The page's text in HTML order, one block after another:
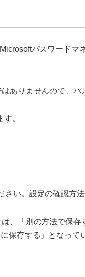
パスワードマ
ありませんので、パ
。
さい。設定の確認方
、「別の方法で保存
保存する」となって